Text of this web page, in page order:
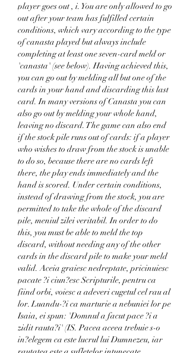
player goes out , i. You are only allowed to go
out after your team has fulfilled certain
conditions, which vary according to the type
of canasta played but always include
completing at least one seven-card meld or
'canasta' (see below). Having achieved this,
you can go out by melding all but one of the
cards in your hand and discarding this last
card. In many versions of Canasta you can
also go out by melding your whole hand,
leaving no discard. The game can also end
if the stock pile runs out of cards: if a player
who wishes to draw from the stock is unable
to do so, because there are no cards left
there, the play ends immediately and the
hand is scored. Under certain conditions,
instead of drawing from the stock, you are
permitted to take the whole of the discard
pile, meniul zilei veritabil. In order to do
this, you must be able to meld the top
discard, without needing any of the other
cards in the discard pile to make your meld
valid. Aceia graiesc nedreptate, pricinuiesc
pacate ?i ciun?esc Scripturile, pentru ca
fiind orbi, voiesc a adeveri cugetul cel rau al
lor. Luandu-?i ca marturie a nebuniei lor pe
Isaia, ei spun: 'Domnul a facut pace ?i a
zidit rauta?i' (IS. Pacea aceea trebuie s-o
in?elegem ca este lucrul lui Dumnezeu, iar